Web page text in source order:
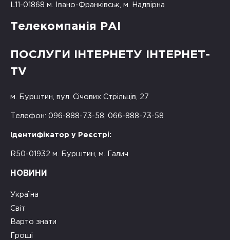
L11-01868 м. Івано-Франківськ, м. Надвірна
Телекомпанія РАІ
ПОСЛУГИ ІНТЕРНЕТУ ІНТЕРНЕТ-
TV
м. Бурштин, вул. Січових Стрільців, 27
Телефон: 096-888-73-58, 066-888-73-58
Ідентифікатор у Реєстрі:
R50-01932 м. Бурштин, м. Галич
НОВИНИ
Україна
Світ
Варто знати
Гроші